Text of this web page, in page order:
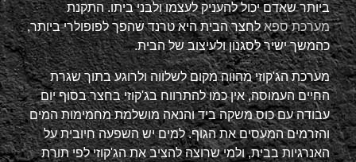
ביותר שאדם יכול להעניק לעצמו ולבני ביתו. התקנת
מערכת ספאלחצר הבית היא טרנד שהפך לפופולרי ביותר,
כהמשך ישיר לסגנון ולעיצוב של הבית.
מערכת הג'קוזי מהווה מקום לשלווה ולרוגע בתוך שגרת
החיים העמוסה, אין כמו להתרווח בג'קוזי בחצר בסוף יום
עבודה עם כוס משקה ביד והנאה מושלמת מחמימות המים
והזרמים המעסים את הגוף. למים יש השפעה חיובית על
האנרגיות בבית, ולמי שרוצה להציב את הג'קוזי לפי תורת